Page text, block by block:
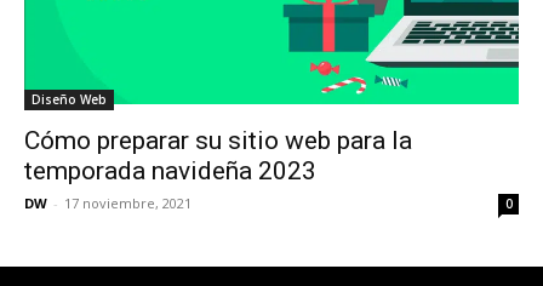
Diseño Web
Cómo preparar su sitio web para la
temporada navideña 2023
DW - 17 noviembre, 2021 0